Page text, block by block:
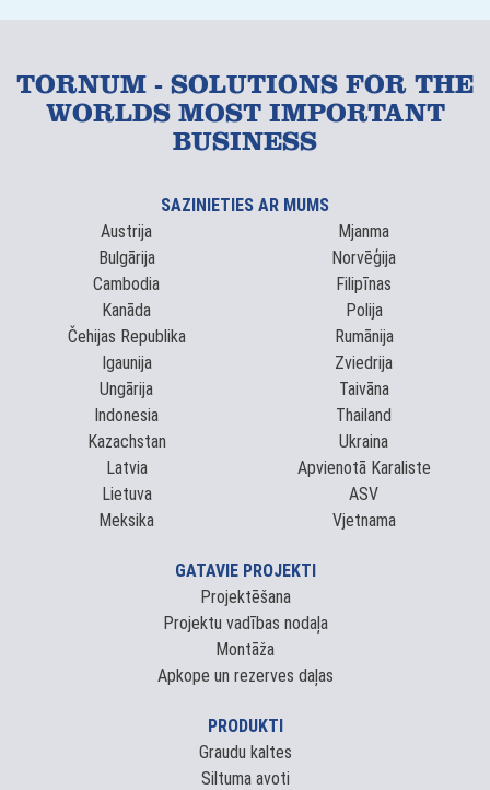
TORNUM - SOLUTIONS FOR THE
WORLDS MOST IMPORTANT
BUSINESS
SAZINIETIES AR MUMS
Austrija
Bulgārija
Cambodia
Kanāda
Čehijas Republika
Igaunija
Ungārija
Indonesia
Kazachstan
Latvia
Lietuva
Meksika
Mjanma
Norvēģija
Filipīnas
Polija
Rumānija
Zviedrija
Taivāna
Thailand
Ukraina
Apvienotā Karaliste
ASV
Vjetnama
GATAVIE PROJEKTI
Projektēšana
Projektu vadības nodaļa
Montāža
Apkope un rezerves daļas
PRODUKTI
Graudu kaltes
Siltuma avoti